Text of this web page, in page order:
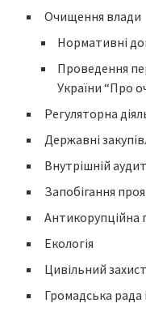
Очищення влади
Нормативні
Проведення
України “Про
Регуляторна
Державні
Внутрішній аудит
Запобігання
Антикорупційна
Екологія
Цивільний захист
Громадська рада